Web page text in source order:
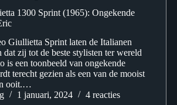
1300 Sprint (1965): Ongekende
Giullietta Sprint laten de Italianen
dat zij tot de beste stylisten ter wereld
is een toonbeeld van ongekende
terecht gezien als een van de mooist
ooit.…
1 januari, 2024 4 reacties